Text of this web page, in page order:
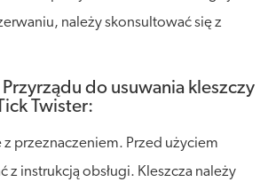
należy skonsultować się z
do usuwania kleszczy
Twister:
przeznaczeniem. Przed użyciem
z instrukcją obsługi. Kleszcza należy